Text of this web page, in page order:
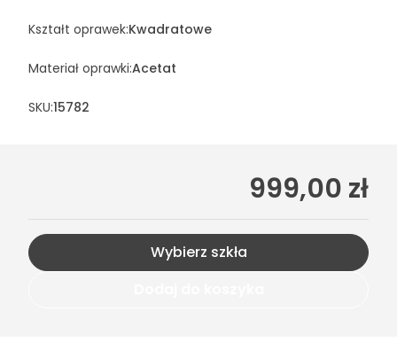
Kształt oprawek:Kwadratowe
Materiał oprawki:Acetat
SKU:15782
999,00 zł
Wybierz szkła